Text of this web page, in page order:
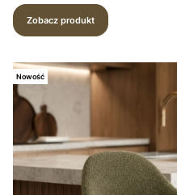
Zobacz produkt
Nowość